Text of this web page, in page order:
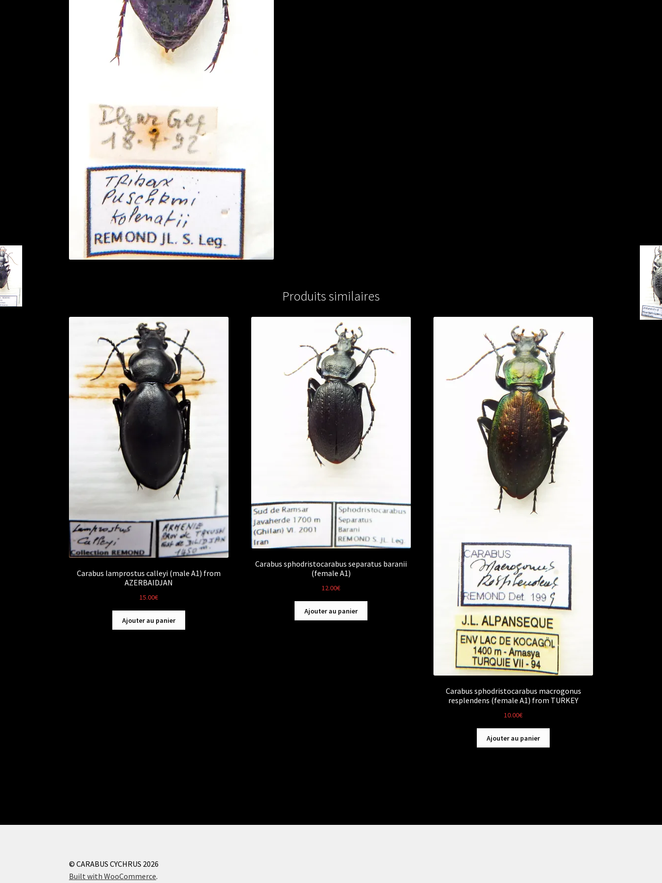
Produits similaires
Carabus lamprostus calleyi (male A1) from
AZERBAIDJAN
15.00€
Ajouter au panier
Carabus sphodristocarabus separatus baranii
(female A1)
12.00€
Ajouter au panier
Carabus sphodristocarabus macrogonus
resplendens (female A1) from TURKEY
10.00€
Ajouter au panier
© CARABUS CYCHRUS 2026
Built with WooCommerce.